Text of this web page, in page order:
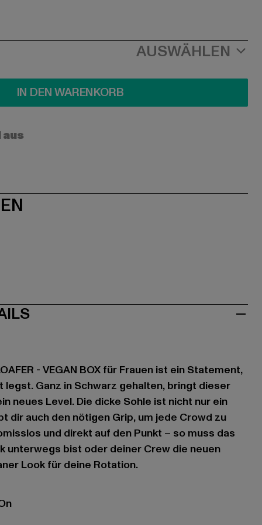
AUSWÄHLEN
IN DEN WARENKORB
- VEGAN BOX für Frauen ist ein Statement,
legst. Ganz in Schwarz gehalten, bringt dieser
neues Level. Die dicke Sohle ist nicht nur ein
dir auch den nötigen Grip, um jede Crowd zu
und direkt auf den Punkt – so muss das
unterwegs bist oder deiner Crew die neuen
Look für deine Rotation.